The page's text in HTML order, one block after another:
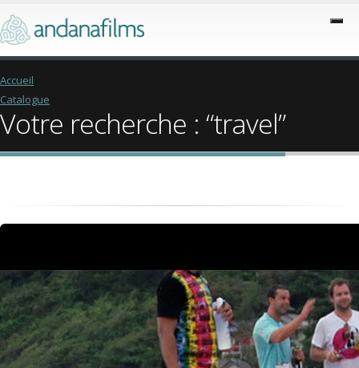
Accueil
Catalogue
Votre recherche : “travel”